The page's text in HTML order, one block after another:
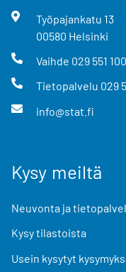
Työpajankatu 13
00580 Helsinki
Vaihde 029 551
Tietopalvelu 029
info@stat.fi
Kysy meiltä
Neuvonta ja
Kysy tilastoista
Usein kysytyt